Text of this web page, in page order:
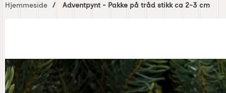
Hjemmeside Adventpynt - Pakke på tråd stikk ca 2-3 cm